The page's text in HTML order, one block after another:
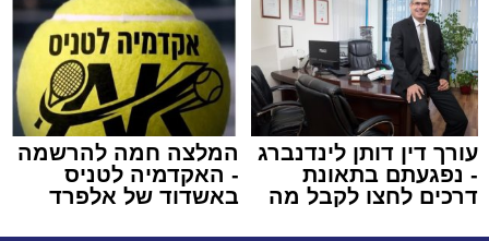
באשדוד
עורך דין דותן לינדנברג
- נפגעתם בתאונת
דרכים לחצו לקבל מה
המלצה חמה להרשמה
- האקדמיה לטניס
באשדוד של אלפרד